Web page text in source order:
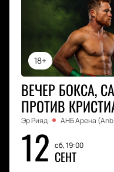
18+
ВЕЧЕР БОКСА,
ПРОТИВ
Эр Рияд АНБ Арена
12 сб, 19:00
СЕНТ